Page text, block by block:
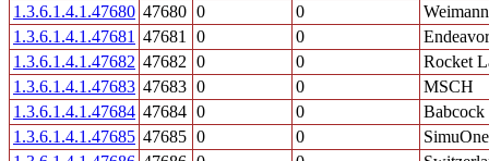
1.3.6.1.4.1.47680 47680 0 0
1.3.6.1.4.1.47681 47681 0 0
1.3.6.1.4.1.47682 47682 0 0
Rocket
1.3.6.1.4.1.47683 47683 0 0
MSCH
1.3.6.1.4.1.47684 47684 0 0
Babcock
1.3.6.1.4.1.47685 47685 0 0